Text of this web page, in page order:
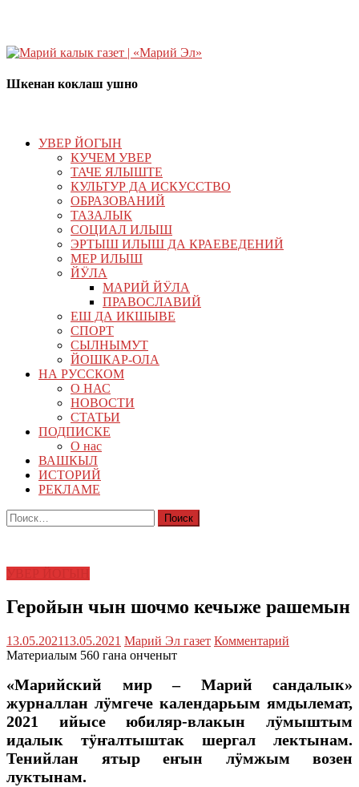
Шкенан коклаш ушно
УВЕР ЙОГЫН
КУЧЕМ УВЕР
ТАЧЕ ЯЛЫШТЕ
КУЛЬТУР ДА ИСКУССТВО
ОБРАЗОВАНИЙ
ТАЗАЛЫК
СОЦИАЛ ИЛЫШ
ЭРТЫШ ИЛЫШ ДА КРАЕВЕДЕНИЙ
МЕР ИЛЫШ
ЙӰЛА
МАРИЙ ЙӰЛА
ПРАВОСЛАВИЙ
ЕШ ДА ИКШЫВЕ
СПОРТ
СЫЛНЫМУТ
ЙОШКАР-ОЛА
НА РУССКОМ
О НАС
НОВОСТИ
СТАТЬИ
ПОДПИСКЕ
О нас
ВАШКЫЛ
ИСТОРИЙ
РЕКЛАМЕ
Найти:
Геройын чын шочмо кечыже рашемын
13.05.202113.05.2021 Марий Эл газет Комментарий
Материалым 560 гана онченыт
«Марийский мир – Марий сандалык»
журналлан лӱмгече календарьым ямдылемат,
2021 ийысе юбиляр-влакын лӱмыштым
идалык тӱҥалтыштак шергал лектынам.
Тенийлан ятыр еҥын лӱмжым возен
луктынам.